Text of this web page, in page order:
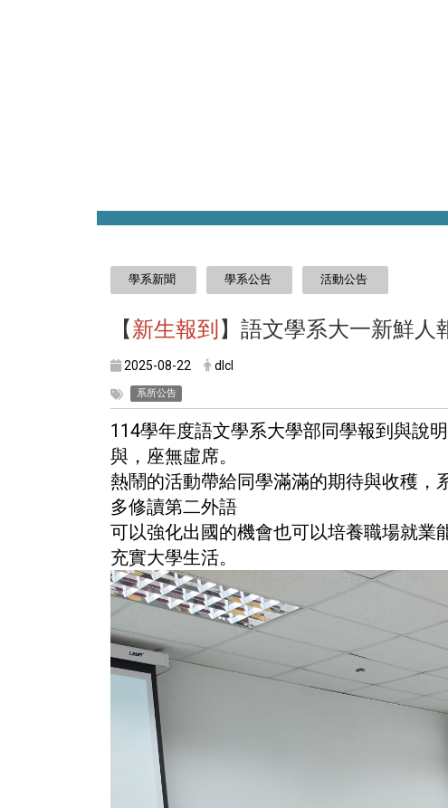
學系新聞 學系公告 活動公告
【新生報到 】語文學系大一新鮮人
2025-08-22 dlcl
系所公告
114學年度語文學系大學部同學報到與說
與，座無虛席。
熱鬧的活動帶給同學滿滿的期待與收穫，
多修讀第二外語
可以強化出國的機會也可以培養職場就業
充實大學生活。